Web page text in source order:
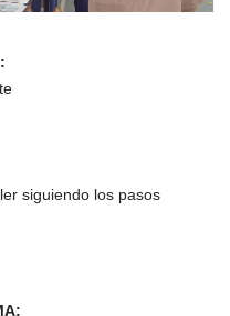
siguiendo los pasos